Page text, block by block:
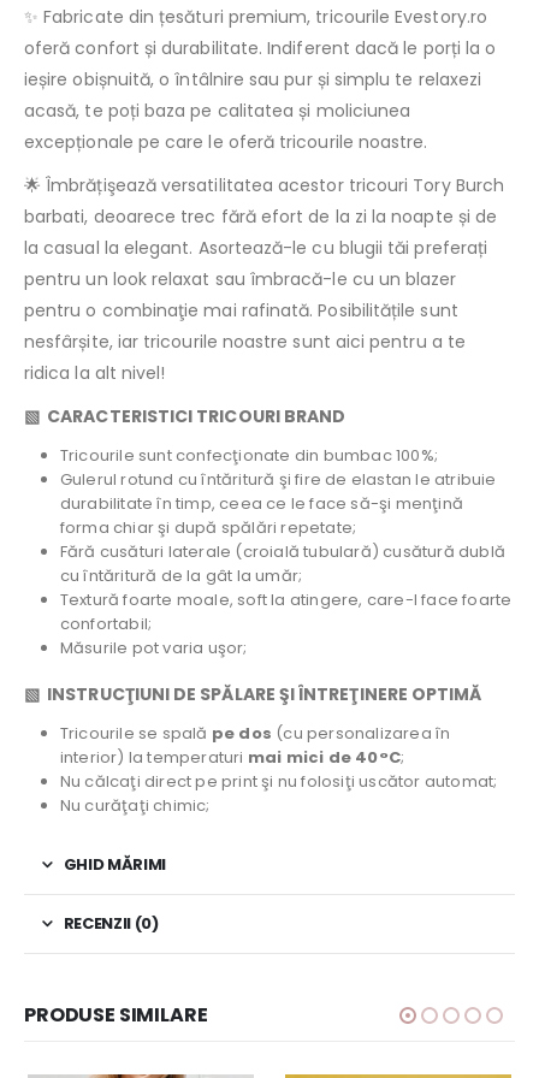
✨ Fabricate din țesături premium, tricourile Evestory.ro
oferă confort și durabilitate. Indiferent dacă le porți la o
ieșire obișnuită, o întâlnire sau pur și simplu te relaxezi
acasă, te poți baza pe calitatea și moliciunea
excepționale pe care le oferă tricourile noastre.
🌟 Îmbrățişează versatilitatea acestor tricouri Tory Burch
barbati, deoarece trec fără efort de la zi la noapte și de
la casual la elegant. Asortează-le cu blugii tăi preferați
pentru un look relaxat sau îmbracă-le cu un blazer
pentru o combinaţie mai rafinată. Posibilitățile sunt
nesfârșite, iar tricourile noastre sunt aici pentru a te
ridica la alt nivel!
▧ CARACTERISTICI TRICOURI BRAND
Tricourile sunt confecţionate din bumbac 100%;
Gulerul rotund cu întăritură şi fire de elastan le atribuie
durabilitate în timp, ceea ce le face să-şi menţină
forma chiar şi după spălări repetate;
Fără cusături laterale (croială tubulară) cusătură dublă
cu întăritură de la gât la umăr;
Textură foarte moale, soft la atingere, care-l face foarte
confortabil;
Măsurile pot varia uşor;
▧ INSTRUCŢIUNI DE SPĂLARE ŞI ÎNTREŢINERE OPTIMĂ
Tricourile se spală pe dos (cu personalizarea în
interior) la temperaturi mai mici de 40°C;
Nu călcaţi direct pe print şi nu folosiţi uscător automat;
Nu curăţaţi chimic;
GHID MĂRIMI
RECENZII (0)
PRODUSE SIMILARE